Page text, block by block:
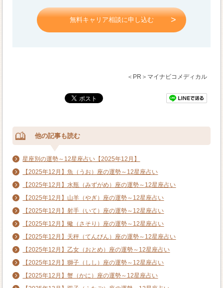
無料キャリア相談に申し込む
＜PR＞マイナビコメディカル
他の記事も読む
星座別の運勢～12星座占い【2025年12月】
【2025年12月】魚（うお）座の運勢～12星座占い
【2025年12月】水瓶（みずがめ）座の運勢～12星座占い
【2025年12月】山羊（やぎ）座の運勢～12星座占い
【2025年12月】射手（いて）座の運勢～12星座占い
【2025年12月】蠍（さそり）座の運勢～12星座占い
【2025年12月】天秤（てんびん）座の運勢～12星座占い
【2025年12月】乙女（おとめ）座の運勢～12星座占い
【2025年12月】獅子（しし）座の運勢～12星座占い
【2025年12月】蟹（かに）座の運勢～12星座占い